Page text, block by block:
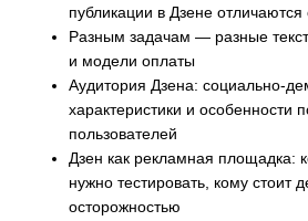
публикации в Дзене
Разным задачам — разные
и модели оплаты
Аудитория Дзена: социально-
характеристики и особенности
пользователей
Дзен как рекламная площадка:
нужно тестировать, кому стоит
осторожностью